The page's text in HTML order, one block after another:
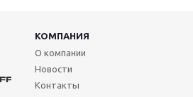
КОМПАНИЯ
О компании
Новости
Контакты